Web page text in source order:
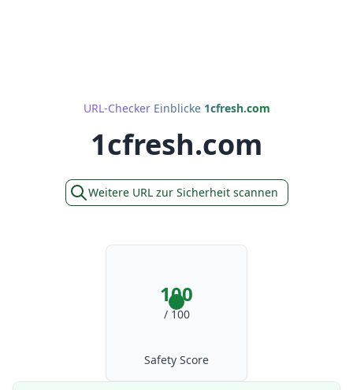
URL-Checker Einblicke 1cfresh.com
1cfresh.com
Weitere URL zur Sicherheit scannen
100
/ 100
Safety Score